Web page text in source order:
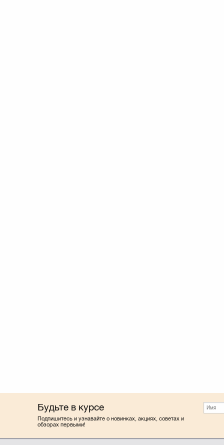
Будьте в курсе
Подпишитесь и узнавайте о новинках, акциях, советах и
обзорах первыми!